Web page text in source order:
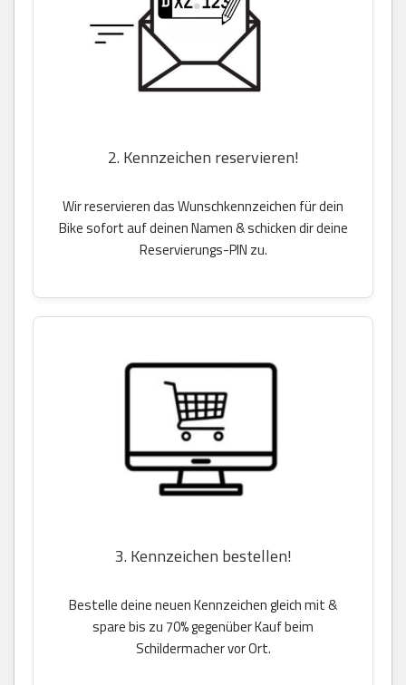
2. Kennzeichen reservieren!
Wir reservieren das Wunschkennzeichen für dein
Bike sofort auf deinen Namen & schicken dir deine
Reservierungs-PIN zu.
3. Kennzeichen bestellen!
Bestelle deine neuen Kennzeichen gleich mit &
spare bis zu 70% gegenüber Kauf beim
Schildermacher vor Ort.